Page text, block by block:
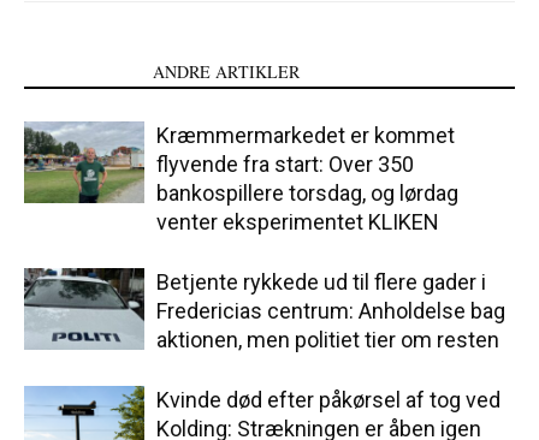
ANDRE ARTIKLER
Kræmmermarkedet er kommet
flyvende fra start: Over 350
bankospillere torsdag, og lørdag
venter eksperimentet KLIKEN
Betjente rykkede ud til flere gader i
Fredericias centrum: Anholdelse bag
aktionen, men politiet tier om resten
Kvinde død efter påkørsel af tog ved
Kolding: Strækningen er åben igen